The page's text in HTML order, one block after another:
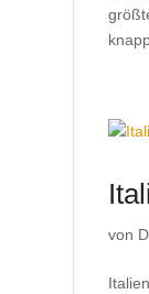
von